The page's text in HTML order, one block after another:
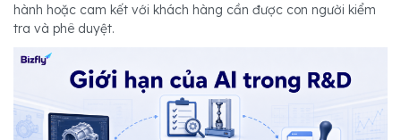
hành hoặc cam kết với khách hàng cần được con người kiểm
tra và phê duyệt.